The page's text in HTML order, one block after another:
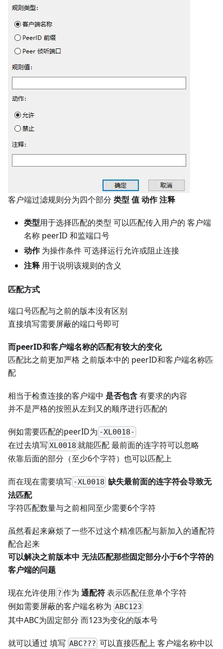
客户端过滤规则分为四个部分 类型 值 动作 注释
类型用于选择匹配的类型 可以匹配传入用户的 客户端
名称 peerID 和监端口号
动作为操作条件 可选择运行允许或阻止连接
注释 用于说明该规则的含义
匹配方式
端口号匹配与之前的版本没有区别
直接填写需要屏蔽的端口号即可
而peerID和客户端名称的匹配有较大的变化
匹配比之前更加严格 之前版本中的 peerID和客户端名称匹
配
相当于检查连接的客户端中 是否包含有要求的内容
并不是严格的按照从左到又的顺序进行匹配的
例如需要匹配的peerID为 -XL0018-
在过去填写 XL0018 就能匹配 最前面的连字符可以忽略
依靠后面的部分（至少6个字符）也可以匹配上
而在现在需要填写 -XL0018 缺失最前面的连字符会导致无
法匹配
字符匹配数量与之前相同至少需要6个字符
虽然看起来麻烦了一些不过这个精准匹配与新加入的通配符
配合起来
可以解决之前版本中 无法匹配那些固定部分小于6个字符的
客户端的问题
现在允许使用 ? 作为通配符表示匹配任意单个字符
例如需要屏蔽的客户端名称为 ABC123
其中ABC为固定部分 而123为变化的版本号
就可以通过 填写 ABC??? 可以直接匹配上 客户端名称中以